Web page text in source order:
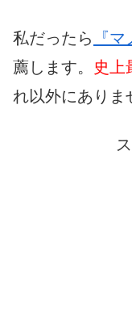
私だったら 『
薦します。 史上
れ以外にありま